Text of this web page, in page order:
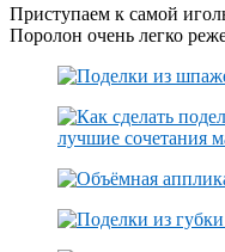
Приступаем к самой
Поролон очень легко